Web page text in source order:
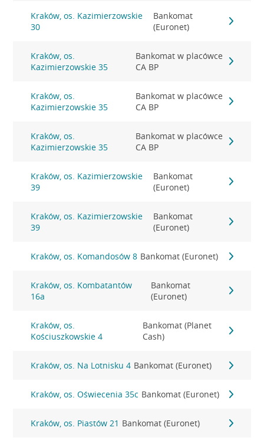
Kraków, os. Kazimierzowskie
30
Bankomat
(Euronet)
Kraków, os.
Kazimierzowskie 35
Bankomat w placówce
CA BP
Kraków, os.
Kazimierzowskie 35
Bankomat w placówce
CA BP
Kraków, os.
Kazimierzowskie 35
Bankomat w placówce
CA BP
Kraków, os. Kazimierzowskie
39
Bankomat
(Euronet)
Kraków, os. Kazimierzowskie
39
Bankomat
(Euronet)
Kraków, os. Komandosów 8 Bankomat (Euronet)
Kraków, os. Kombatantów
16a
Bankomat
(Euronet)
Kraków, os.
Kościuszkowskie 4
Bankomat (Planet
Cash)
Kraków, os. Na Lotnisku 4 Bankomat (Euronet)
Kraków, os. Oświecenia 35c Bankomat (Euronet)
Kraków, os. Piastów 21 Bankomat (Euronet)